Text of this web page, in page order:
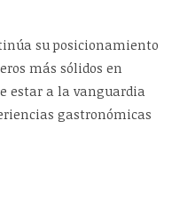
su posicionamiento
más sólidos en
estar a la vanguardia
gastronómicas